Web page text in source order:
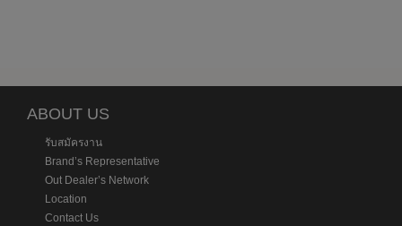
ABOUT US
รับสมัครงาน
Brand’s Representative
Out Dealer’s Network
Location
Contact Us